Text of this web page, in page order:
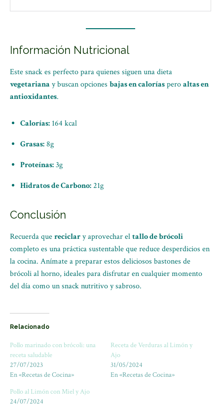
Información Nutricional
Este snack es perfecto para quienes siguen una dieta
vegetariana y buscan opciones bajas en caloríasperoaltas en
antioxidantes.
Calorías: 164 kcal
Grasas:8g
Proteínas:3g
Hidratos de Carbono:21g
Conclusión
Recuerda quereciclary aprovechar eltallo de brócoli
completo es una práctica sustentable que reduce desperdicios en
la cocina. Anímate a preparar estos deliciosos bastones de
brócoli al horno, ideales para disfrutar en cualquier momento
del día como un snack nutritivo y sabroso.
Relacionado
Pollo marinado con brócoli: una
receta saludable
27/07/2023
En «Recetas de Cocina»
Receta de Verduras al Limón y
Ajo
31/05/2024
En «Recetas de Cocina»
Pollo al Limón con Miel y Ajo
24/07/2024